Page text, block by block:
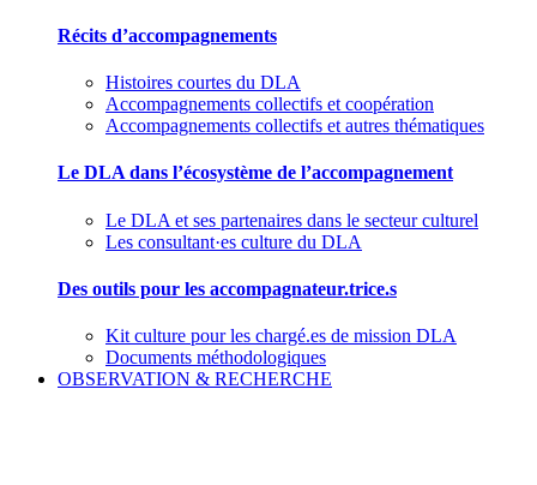
Récits d’accompagnements
Histoires courtes du DLA
Accompagnements collectifs et coopération
Accompagnements collectifs et autres thématiques
Le DLA dans l’écosystème de l’accompagnement
Le DLA et ses partenaires dans le secteur culturel
Les consultant·es culture du DLA
Des outils pour les accompagnateur.trice.s
Kit culture pour les chargé.es de mission DLA
Documents méthodologiques
OBSERVATION & RECHERCHE